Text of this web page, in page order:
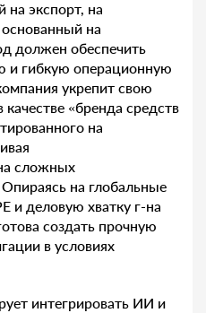
на экспорт, на
на
должен обеспечить
и гибкую операционную
укрепит свою
«бренда средств
на
сложных
на глобальные
и деловую хватку г-на
создать прочную
в условиях
интегрировать ИИ и